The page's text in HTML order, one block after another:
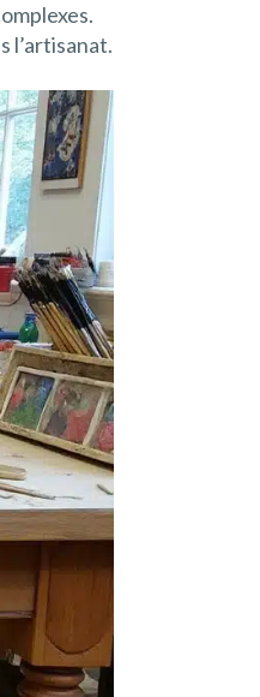
l’artisanat.